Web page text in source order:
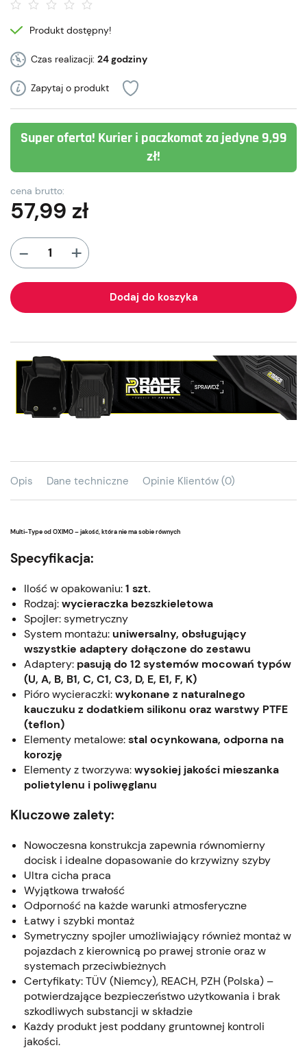
Produkt dostępny!
Czas realizacji: 24 godziny
Zapytaj o produkt
Super oferta! Kurier i paczkomat za jedyne 9,99
zł!
cena brutto:
57,99 zł
- +
Dodaj do koszyka
Opis Dane techniczne Opinie Klientów (0)
Multi-Type od OXIMO – jakość, która nie ma sobie równych
Specyfikacja:
Ilość w opakowaniu:1 szt.
Rodzaj:wycieraczka bezszkieletowa
Spojler: symetryczny
System montażu: uniwersalny, obsługujący
wszystkie adaptery dołączone do zestawu
Adaptery: pasują do 12 systemów mocowań typów
(U, A, B, B1, C, C1, C3, D, E, E1, F, K)
Pióro wycieraczki:wykonane z naturalnego
kauczuku z dodatkiem silikonu oraz warstwy PTFE
(teflon)
Elementy metalowe:stal ocynkowana, odporna na
korozję
Elementy z tworzywa:wysokiej jakości mieszanka
polietylenu i poliwęglanu
Kluczowe zalety:
Nowoczesna konstrukcja zapewnia równomierny
docisk i idealne dopasowanie do krzywizny szyby
Ultra cicha praca
Wyjątkowa trwałość
Odporność na każde warunki atmosferyczne
Łatwy i szybki montaż
Symetryczny spojler umożliwiający również montaż w
pojazdach z kierownicą po prawej stronie oraz w
systemach przeciwbieżnych
Certyfikaty: TÜV (Niemcy), REACH, PZH (Polska) –
potwierdzające bezpieczeństwo użytkowania i brak
szkodliwych substancji w składzie
Każdy produkt jest poddany gruntownej kontroli
jakości.